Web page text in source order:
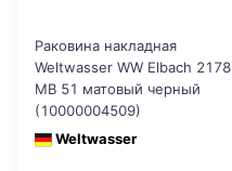
Раковина накладная
Weltwasser WW Elbach 2178
MB 51 матовый черный
(10000004509)
Weltwasser